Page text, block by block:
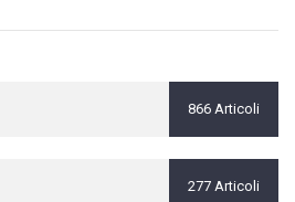
866 Articoli
277 Articoli